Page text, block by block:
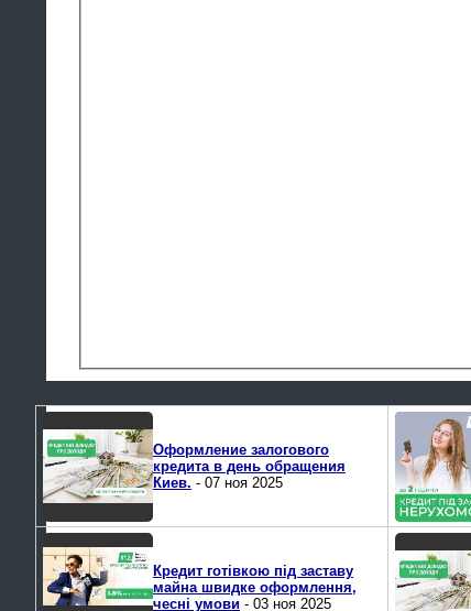
Оформление залогового
кредита в день обращения
Киев. - 07 ноя 2025
Кредит готівкою під заставу
майна швидке оформлення,
чесні умови- 03 ноя 2025